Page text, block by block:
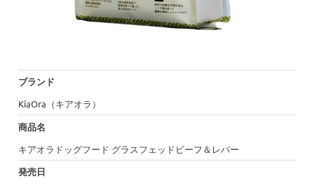
ブランド
KiaOra（キアオラ）
商品名
キアオラドッグフード グラスフェッドビーフ＆レバー
発売日